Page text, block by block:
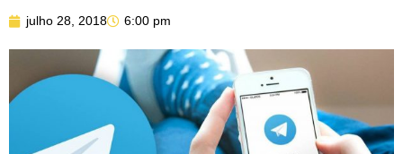
julho 28, 2018 6:00 pm